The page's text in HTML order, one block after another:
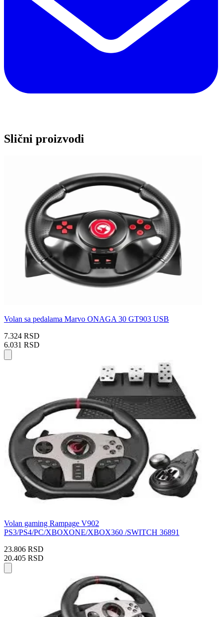
Slični proizvodi
Volan sa pedalama Marvo ONAGA 30 GT903 USB
7.324 RSD
6.031 RSD
Volan gaming Rampage V902
PS3/PS4/PC/XBOXONE/XBOX360 /SWITCH 36891
23.806 RSD
20.405 RSD